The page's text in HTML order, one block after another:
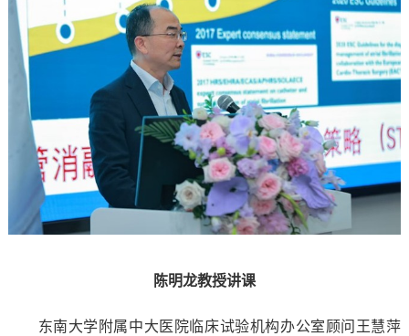
陈明龙教授讲课
东南大学附属中大医院临床试验机构办公室顾问王慧萍